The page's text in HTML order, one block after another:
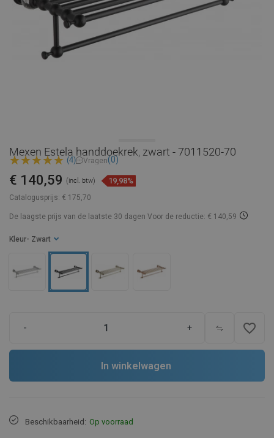
Mexen Estela handdoekrek, zwart - 7011520-70
(4) Vragen(0)
Catalogusprijs: € 175,70
€ 140,59 (incl. btw) 19,98%
De laagste prijs van de laatste 30 dagen Voor de reductie: € 140,59
Kleur - Zwart
- + favorite_border
In winkelwagen
Beschikbaarheid: Op voorraad